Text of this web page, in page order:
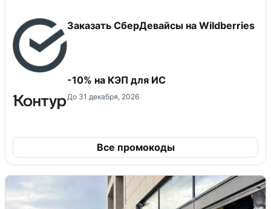
Заказать СберДевайсы на Wildberries
-10% на КЭП для ИС
До 31 декабря, 2026
Все промокоды